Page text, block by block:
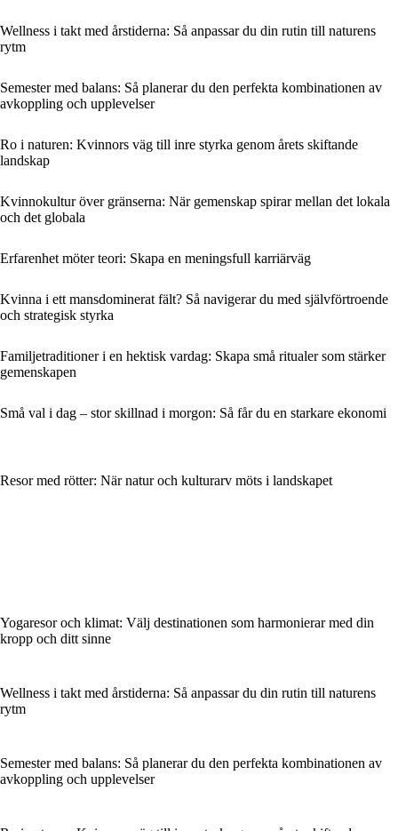
Wellness i takt med årstiderna: Så anpassar du din rutin till naturens
rytm
Semester med balans: Så planerar du den perfekta kombinationen av
avkoppling och upplevelser
Ro i naturen: Kvinnors väg till inre styrka genom årets skiftande
landskap
Kvinnokultur över gränserna: När gemenskap spirar mellan det lokala
och det globala
Erfarenhet möter teori: Skapa en meningsfull karriärväg
Kvinna i ett mansdominerat fält? Så navigerar du med självförtroende
och strategisk styrka
Familjetraditioner i en hektisk vardag: Skapa små ritualer som stärker
gemenskapen
Små val i dag – stor skillnad i morgon: Så får du en starkare ekonomi
Resor med rötter: När natur och kulturarv möts i landskapet
Yogaresor och klimat: Välj destinationen som harmonierar med din
kropp och ditt sinne
Wellness i takt med årstiderna: Så anpassar du din rutin till naturens
rytm
Semester med balans: Så planerar du den perfekta kombinationen av
avkoppling och upplevelser